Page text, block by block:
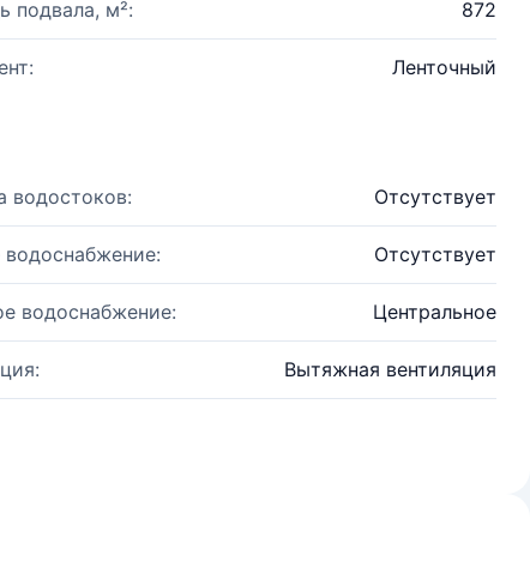
подвала, м²: 872
Ленточный
водостоков: Отсутствует
водоснабжение: Отсутствует
водоснабжение: Центральное
Вытяжная вентиляция